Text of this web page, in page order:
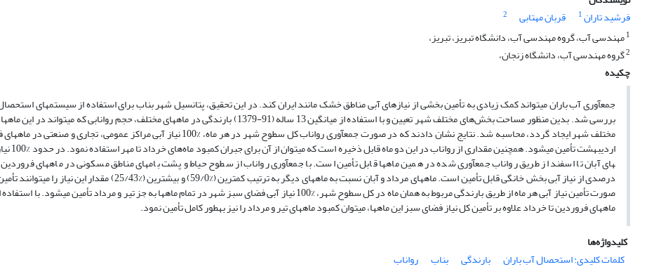
فرشید تاران1 قربان مهتابی
2
1مهندسی آب، گروه مهندسی آب، دانشگاه تبریز، تبریز،
2گروه مهندسی آب، دانشگاه زنجان،
چکیده
جمع­آوری آب باران می­تواند کمک زیادی به تأمین بخشی از نیازهای آبی مناطق خشک مانند ایران کند. در این تحقیق، پتانسیل شهر بناب برای استفاده از سیستم­های
بررسی شد. بدین منظور مساحت بخش‌های مختلف شهر تعیین و با استفاده از میانگین 13 ساله (91-1379) بارندگی در ماه­های مختلف، حجم روانابی که
مختلف شهر ایجاد گردد، محاسبه شد. نتایج نشان دادند که در صورت جمع­آوری رواناب کل سطوح شهر در هر ماه، %100 نیاز آبی مراکز عمومی،
های آبان تا اسفند از طریق رواناب جمع­آوری شده در همین ماه­ها قابل تأمین است. با جمع­آوری رواناب از سطوح حیاط و پشت بام­های مناطق مسکونی در ماه­های فروردین
درصدی از نیاز آبی بخش خانگی قابل تأمین است. ماه­های مرداد و آبان نسبت به ماه­های دیگر به ترتیب کمترین (%59/0) و بیشترین
صورت تأمین نیاز آبی هر ماه از طریق بارندگی مربوط به همان ماه در کل سطوح شهر، %100 نیاز آبی فضای سبز شهر در تمام ماه­ها به جز تیر و مرداد تأمین می­شود.
ماه­های فروردین تا خرداد علاوه بر تأمین کل نیاز فضای سبز این ماه­ها، می­توان کمبود ماه­های تیر و مرداد را نیز به­طور کامل تأمین نمود.
کلیدواژه‌ها
کلمات کلیدی: استحصال آب باران
بارندگی بناب رواناب